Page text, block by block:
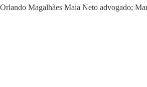
Orlando Magalhães Maia Neto advogado;